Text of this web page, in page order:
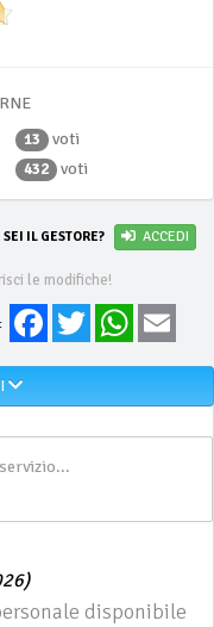
13
voti
432 voti
SEI IL GESTORE? ACCEDI
le modifiche!
FacebookTwitter WhatsApp
disponibile